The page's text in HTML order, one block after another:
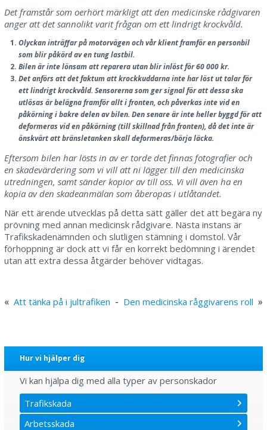
Det framstår som oerhört märkligt att den medicinske rådgivaren
anger att det sannolikt varit frågan om ett lindrigt krockvåld.
Olyckan inträffar på motorvägen och vår klient framför en personbil
som blir påkörd av en tung lastbil.
Bilen är inte lönsam att reparera utan blir inlöst för 60 000 kr.
Det anförs att det faktum att krockkuddarna inte har löst ut talar för
ett lindrigt krockvåld. Sensorerna som ger signal för att dessa ska
utlösas är belägna framför allt i fronten, och påverkas inte vid en
påkörning i bakre delen av bilen. Den senare är inte heller byggd för att
deformeras vid en påkörning (till skillnad från fronten), då det inte är
önskvärt att bränsletanken skall deformeras/börja läcka.
Eftersom bilen har lösts in av er torde det finnas fotografier och
en skadevärdering som vi vill att ni lägger till den medicinska
utredningen, samt sänder kopior av till oss. Vi vill även ha en
kopia av den skadeanmälan som åberopas i utlåtandet.
När ett ärende utvecklas på detta sätt gäller det att begära ny
prövning med annan medicinsk rådgivare. Nästa instans är
Trafikskadenämnden och slutligen stämning i domstol. Vår
förhoppning är dock att vi får en korrekt bedömning i ärendet
utan att extra dessa åtgärder behöver vidtagas.
« Att tänka på i jultrafiken - Den medicinska råggivarens roll »
Hur vi hjälper dig
Vi kan hjälpa dig med alla typer av personskador
Trafikskada
Arbetsskada